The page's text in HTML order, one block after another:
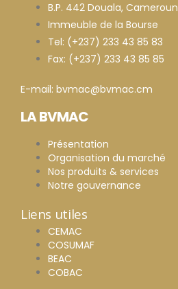
B.P. 442 Douala, Cameroun
Immeuble de la Bourse
Tel: (+237) 233 43 85 83
Fax: (+237) 233 43 85 85
E-mail: bvmac@bvmac.cm
LA BVMAC
Présentation
Organisation du marché
Nos produits & services
Notre gouvernance
Liens utiles
CEMAC
COSUMAF
BEAC
COBAC